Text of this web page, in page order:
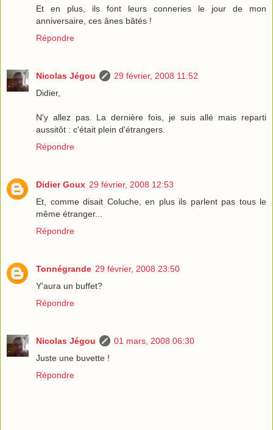
Et en plus, ils font leurs conneries le jour de mon
anniversaire, ces ânes bâtés !
Répondre
Nicolas Jégou
29 février, 2008 11:52
Didier,
N'y allez pas. La dernière fois, je suis allé mais reparti
aussitôt : c'était plein d'étrangers.
Répondre
Didier Goux 29 février, 2008 12:53
Et, comme disait Coluche, en plus ils parlent pas tous le
même étranger...
Répondre
Tonnégrande 29 février, 2008 23:50
Y'aura un buffet?
Répondre
Nicolas Jégou
01 mars, 2008 06:30
Juste une buvette !
Répondre